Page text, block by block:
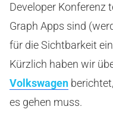
Developer Konferenz
Graph Apps sind
für die Sichtbarkeit
Kürzlich haben wir
Volkswagen
es gehen muss.